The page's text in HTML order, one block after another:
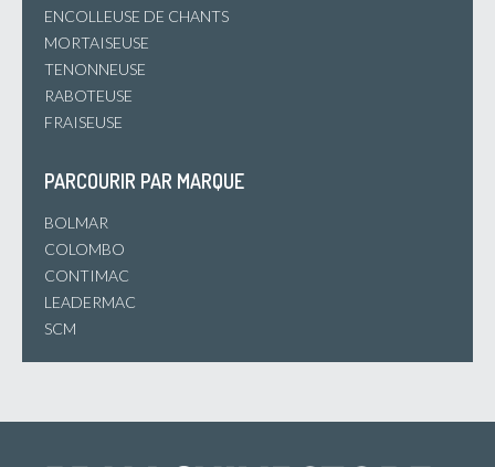
ENCOLLEUSE DE CHANTS
MORTAISEUSE
TENONNEUSE
RABOTEUSE
FRAISEUSE
PARCOURIR PAR MARQUE
BOLMAR
COLOMBO
CONTIMAC
LEADERMAC
SCM